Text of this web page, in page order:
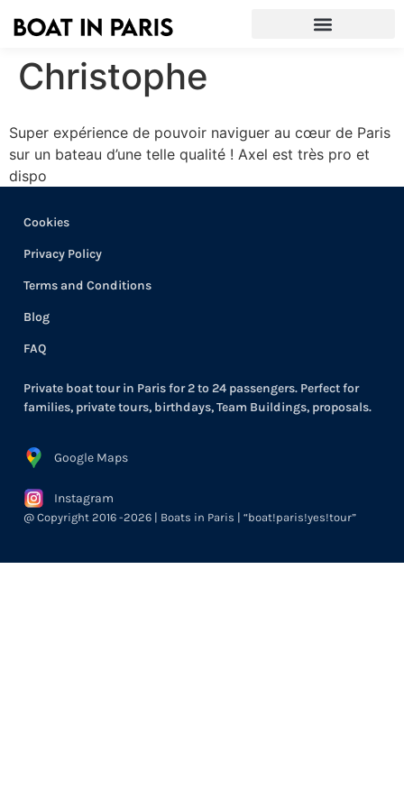
Christophe
Super expérience de pouvoir naviguer au cœur de Paris
sur un bateau d’une telle qualité ! Axel est très pro et
dispo
Cookies
Privacy Policy
Terms and Conditions
Blog
FAQ
Private boat tour in Paris for 2 to 24 passengers. Perfect for
families, private tours, birthdays, Team Buildings, proposals.
Google Maps
Instagram
@ Copyright 2016 -2026 | Boats in Paris | “boat!paris!yes!tour”